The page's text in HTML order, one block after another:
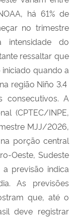
há 61% de
no trimestre
intensidade do
ressaltar que
quando a
região Niño 3.4
consecutivos. A
(CPTEC/INPE,
MJJ/2026,
porção central
Oeste, Sudeste
previsão indica
As previsões
que, até o
deve registrar